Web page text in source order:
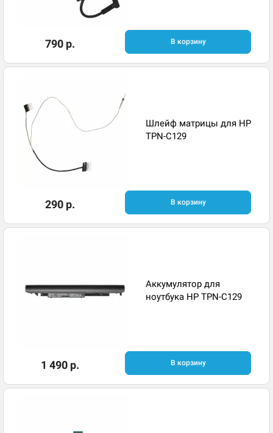
790 р. В корзину
Шлейф матрицы для HP
TPN-C129
290 р. В корзину
Аккумулятор для
ноутбука HP TPN-C129
1 490 р. В корзину